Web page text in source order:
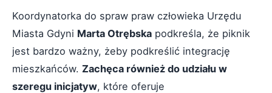
Koordynatorka do spraw praw człowieka Urzędu
Miasta Gdyni Marta Otrębska podkreśla, że piknik
jest bardzo ważny, żeby podkreślić integrację
mieszkańców. Zachęca również do udziału w
szeregu inicjatyw, które oferuje